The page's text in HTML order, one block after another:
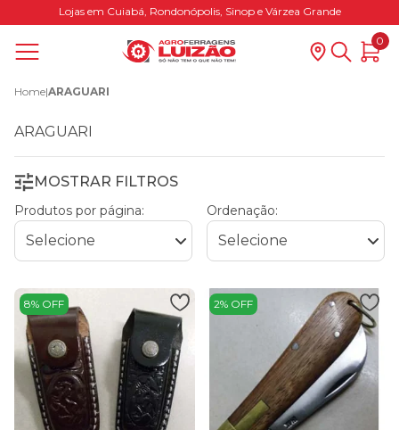
Lojas em Cuiabá, Rondonópolis, Sinop e Várzea Grande
0
Home|ARAGUARI
ARAGUARI
MOSTRAR FILTROS
Produtos por página: Ordenação:
8% OFF 2% OFF